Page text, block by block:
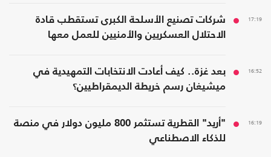
17:19
شركات تصنيع الأسلحة الكبرى تستقطب قادة
الاحتلال العسكريين والأمنيين للعمل معها
16:52
بعد غزة.. كيف أعادت الانتخابات التمهيدية في
ميشيغان رسم خريطة الديمقراطيين؟
16:19
"أريد" القطرية تستثمر 800 مليون دولار في منصة
للذكاء الاصطناعي